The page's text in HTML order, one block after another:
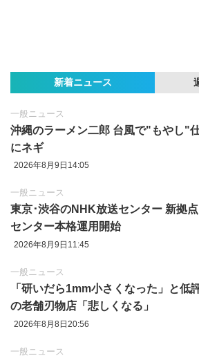
新着ニュース
一般ニュース
沖縄のラーメン二郎 台風で"もやし"
にネギ
2026年8月9日14:05
一般ニュース
東京‪･‬渋谷のNHK放送センター 新拠
センター本格運用開始
2026年8月9日11:45
一般ニュース
「研いだら1mm小さくなった」と低
の老舗刃物店「悲しくなる」
2026年8月8日20:56
一般ニュース